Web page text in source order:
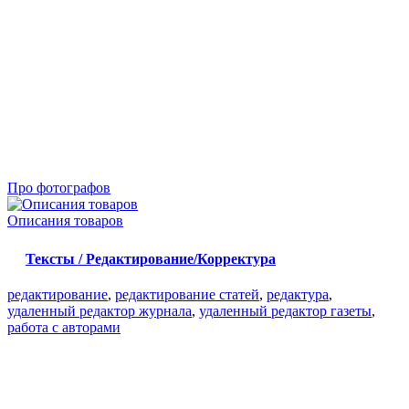
Про фотографов
Описания товаров
Тексты / Редактирование/Корректура
редактирование, редактирование статей, редактура,
удаленный редактор журнала, удаленный редактор газеты,
работа с авторами